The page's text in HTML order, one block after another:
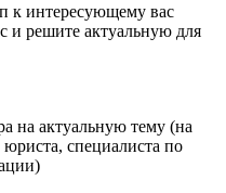
к интересующему вас
решите актуальную для
на актуальную тему (на
юриста, специалиста по